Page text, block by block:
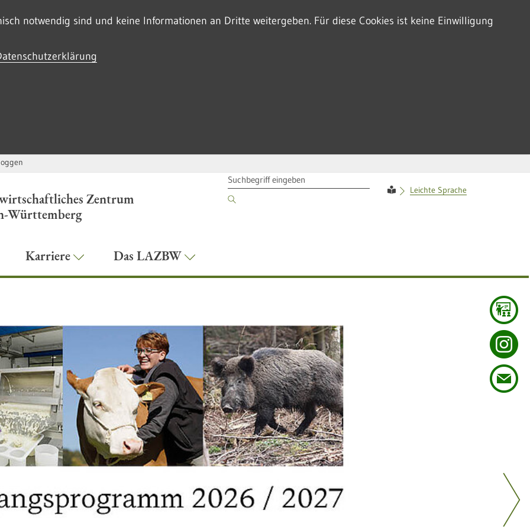
notwendig sind und keine Informationen an Dritte weitergeben. Für diese Cookies ist keine Einwilligung
Zentrum
Württemberg
SUCHBEGRIFF
Leichte Sprache
Karriere Das LAZBW